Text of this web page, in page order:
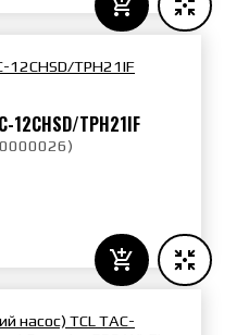
12CHSD/TPH21IF
)